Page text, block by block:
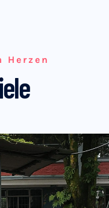
Herzen